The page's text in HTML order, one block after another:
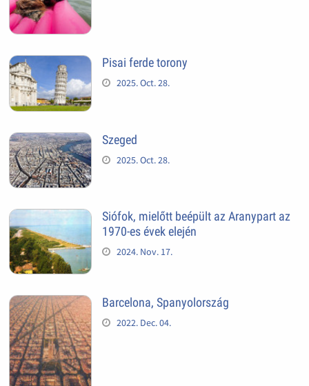
Pisai ferde torony
2025. Oct. 28.
Szeged
2025. Oct. 28.
Siófok, mielőtt beépült az Aranypart az
1970-es évek elején
2024. Nov. 17.
Barcelona, Spanyolország
2022. Dec. 04.